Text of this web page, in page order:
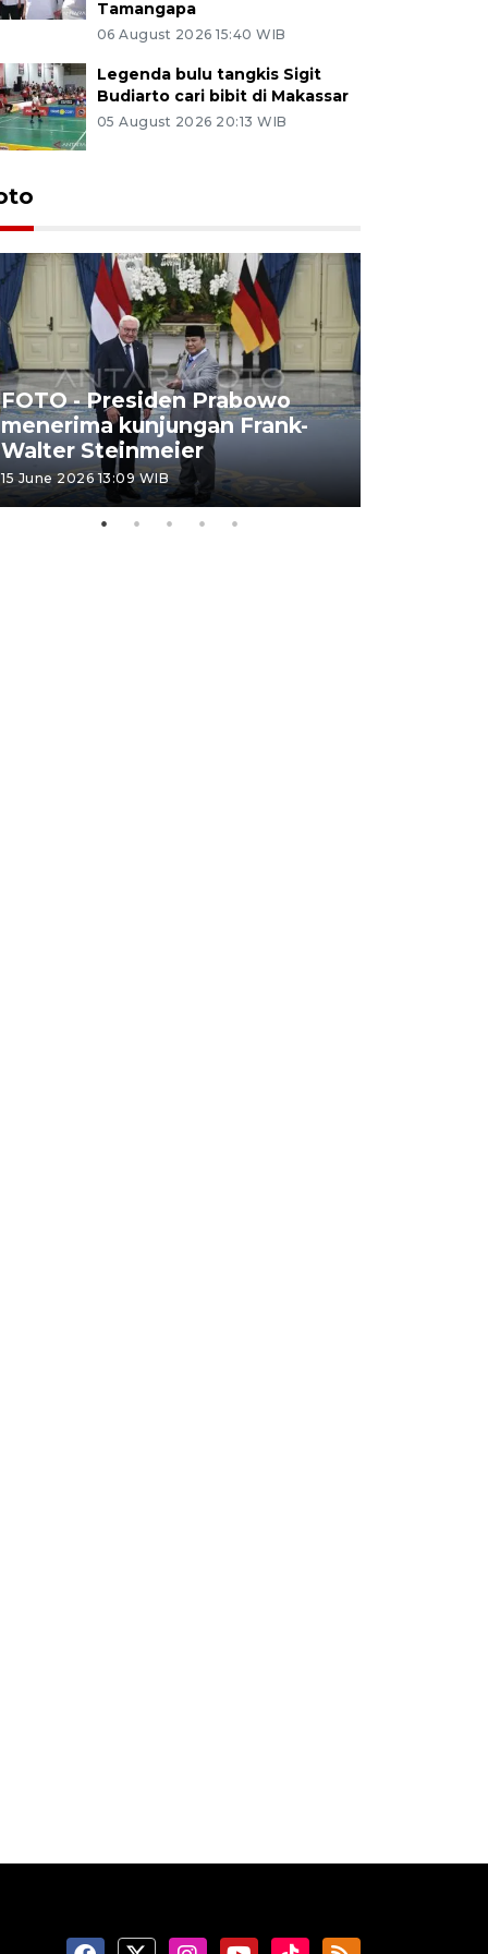
Tamangapa
06 August 2026 15:40 WIB
Legenda bulu tangkis Sigit
Budiarto cari bibit di Makassar
05 August 2026 20:13 WIB
FOTO - Presiden Prabowo
menerima kunjungan Frank-
Walter Steinmeier
15 June 2026 13:09 WIB